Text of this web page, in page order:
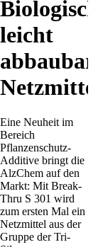
Biologisch
leicht
Netzmittel
Eine Neuheit im
Bereich
Pflanzenschutz-
Additive bringt die
AlzChem auf den
Markt: Mit Break-
Thru S 301 wird
zum ersten Mal ein
Netzmittel aus der
Gruppe der Tri-